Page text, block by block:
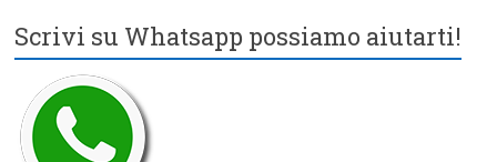
Scrivi su Whatsapp possiamo aiutarti!